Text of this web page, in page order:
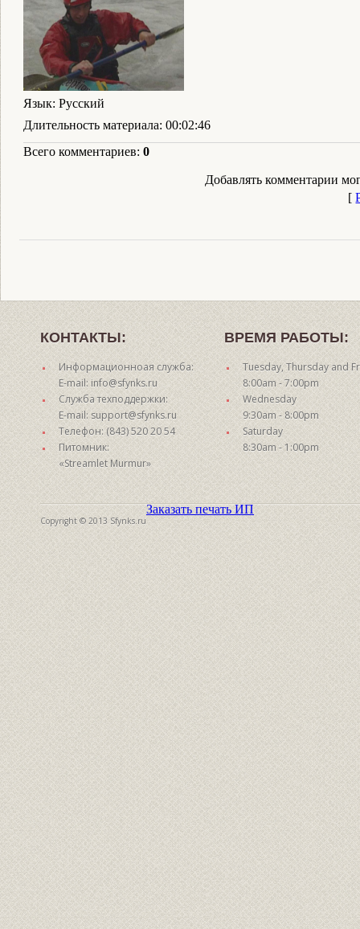
Язык: Русский
Длительность материала: 00:02:46
Всего комментариев: 0
Добавлять комментарии
[
КОНТАКТЫ:
Информационноая служба:
E-mail: info@sfynks.ru
Служба техподдержки:
E-mail: support@sfynks.ru
Телефон: (843) 520 20 54
Питомник:
«Streamlet Murmur»
ВРЕМЯ РАБОТЫ:
Tuesday, Thursday and
8:00am - 7:00pm
Wednesday
9:30am - 8:00pm
Saturday
8:30am - 1:00pm
Copyright © 2013 Sfynks.ru
Заказать печать ИП